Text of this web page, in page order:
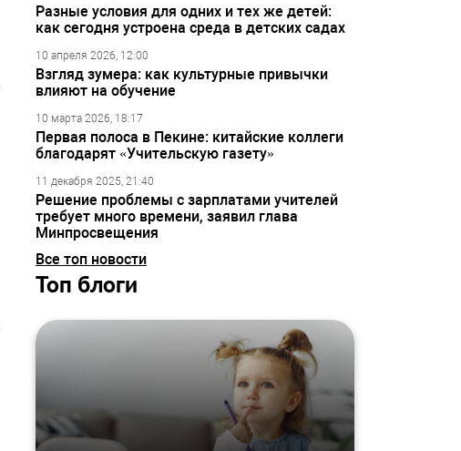
Разные условия для одних и тех же детей:
как сегодня устроена среда в детских садах
10 апреля 2026, 12:00
Взгляд зумера: как культурные привычки
влияют на обучение
10 марта 2026, 18:17
Первая полоса в Пекине: китайские коллеги
благодарят «Учительскую газету»
11 декабря 2025, 21:40
Решение проблемы с зарплатами учителей
требует много времени, заявил глава
Минпросвещения
Все топ новости
Топ блоги